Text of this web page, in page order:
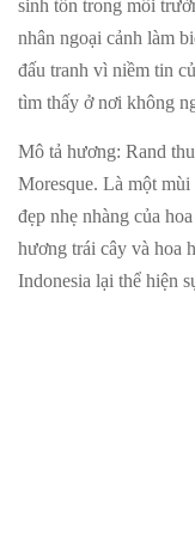
sinh tồn trong môi
nhân ngoại cảnh làm
đấu tranh vì niềm tin
tìm thấy ở nơi không
Mô tả hương: Rand
Moresque. Là một
đẹp nhẹ nhàng của
hương trái cây và hoa
Indonesia lại thể hiện